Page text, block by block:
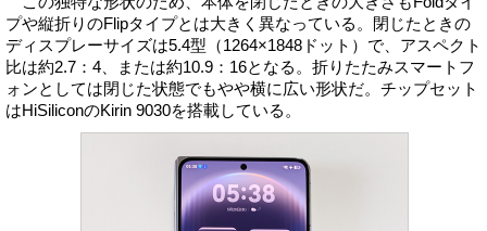
プや縦折りのFlipタイプとは大きく異なっている。閉じたときの
ディスプレーサイズは5.4型（1264×1848ドット）で、アスペクト
比は約2.7：4、または約10.9：16となる。折りたたみスマートフ
ォンとしては閉じた状態でもやや横に広い形状だ。チップセット
はHiSiliconのKirin 9030を搭載している。